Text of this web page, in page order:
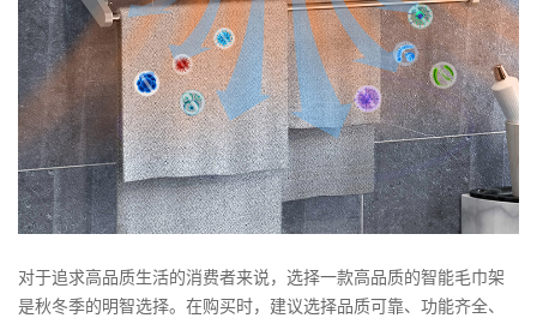
对于追求高品质生活的消费者来说，选择一款高品质的智能毛巾架
是秋冬季的明智选择。在购买时，建议选择品质可靠、功能齐全、